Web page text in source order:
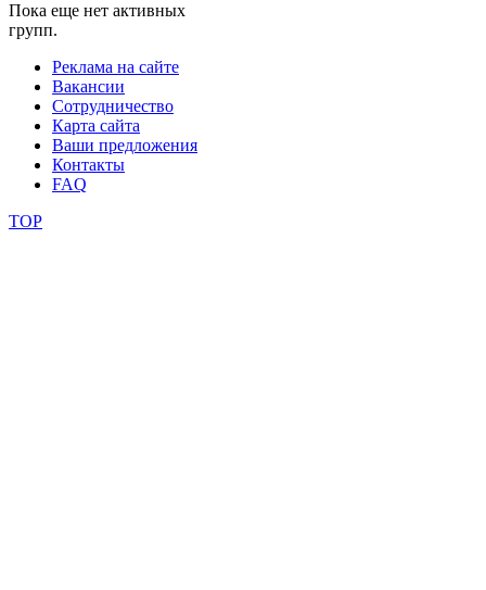
Пока еще нет активных
групп.
Реклама на сайте
Вакансии
Сотрудничество
Карта сайта
Ваши предложения
Контакты
FAQ
TOP